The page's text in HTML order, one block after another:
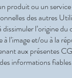
produit ou un
des autres
l’origine
l’image et/ou à la
aux présentes
informations